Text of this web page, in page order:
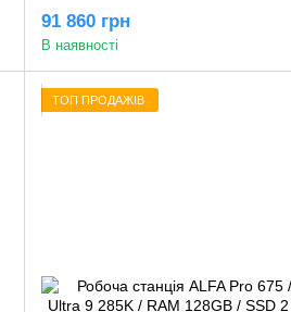
91 860 грн
В наявності
ТОП ПРОДАЖІВ